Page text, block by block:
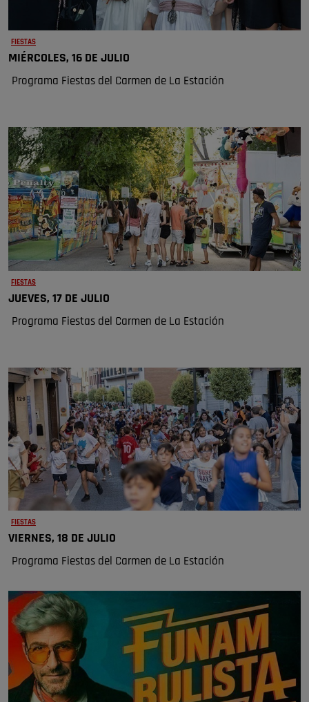
FIESTAS
MIÉRCOLES, 16 DE JULIO
Programa Fiestas del Carmen de La Estación
FIESTAS
JUEVES, 17 DE JULIO
Programa Fiestas del Carmen de La Estación
FIESTAS
VIERNES, 18 DE JULIO
Programa Fiestas del Carmen de La Estación